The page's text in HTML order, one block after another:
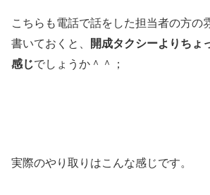
こちらも電話で話をした担当者の方の
書いておくと、 開成タクシーよりちょ
感じでしょうか＾＾；
実際のやり取りはこんな感じです。